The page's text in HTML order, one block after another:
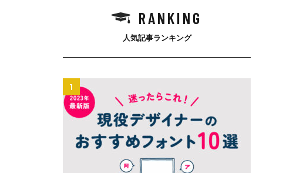
RANKING
人気記事ランキング
1